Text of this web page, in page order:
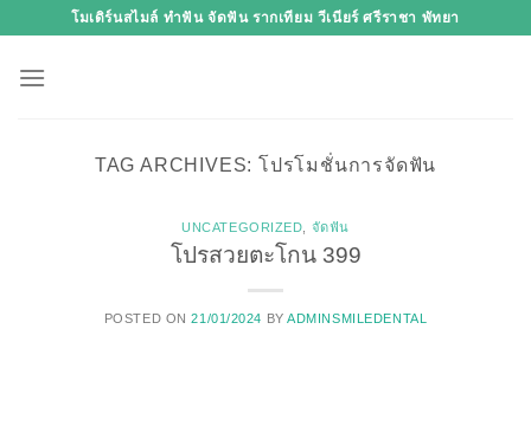
content
โมเดิร์นสไมล์ ทำฟัน จัดฟัน รากเทียม วีเนียร์ ศรีราชา พัทยา
TAG ARCHIVES: โปรโมชั่นการจัดฟัน
UNCATEGORIZED จัดฟัน
โปรสวยตะโกน 399
POSTED ON21/01/2024 BYADMINSMILEDENTAL